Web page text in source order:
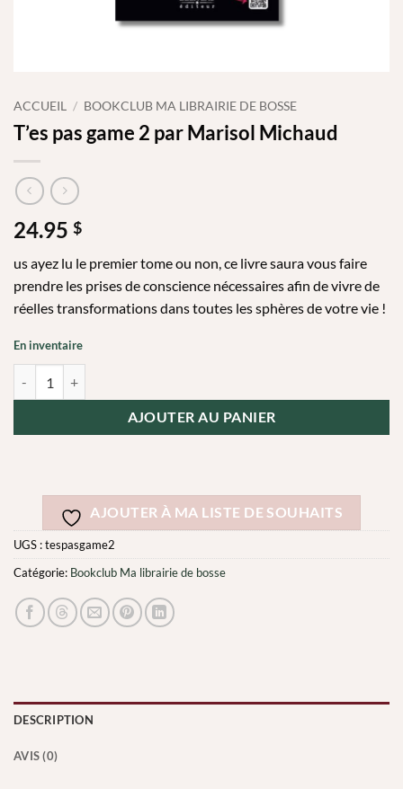
ACCUEIL / BOOKCLUB MA LIBRAIRIE DE BOSSE
T’es pas game 2 par Marisol Michaud
24.95 $
us ayez lu le premier tome ou non, ce livre saura vous faire
prendre les prises de conscience nécessaires afin de vivre de
réelles transformations dans toutes les sphères de votre vie !
En inventaire
AJOUTER AU PANIER
AJOUTER À MA LISTE DE SOUHAITS
UGS :tespasgame2
Catégorie: Bookclub Ma librairie de bosse
DESCRIPTION
AVIS (0)